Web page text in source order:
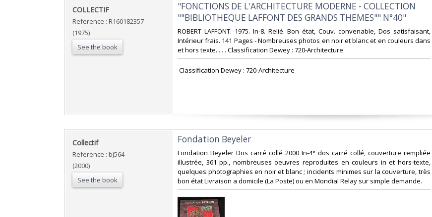
‎COLLECTIF‎
Reference : R160182357
(1975)
See the book
‎"FONCTIONS DE L'ARCHITECTURE MODERNE - COLLECTION
""BIBLIOTHEQUE LAFFONT DES GRANDS THEMES"" N°40"‎
‎ROBERT LAFFONT. 1975. In-8. Relié. Bon état, Couv. convenable, Dos satisfaisant,
Intérieur frais. 141 Pages - Nombreuses photos en noir et blanc et en couleurs dans
et hors texte. . . . Classification Dewey : 720-Architecture‎
‎ Classification Dewey : 720-Architecture‎
‎Collectif‎
Reference : bj564
(2000)
See the book
‎Fondation Beyeler‎
‎Fondation Beyeler Dos carré collé 2000 In-4° dos carré collé, couverture rempliée
illustrée, 361 pp., nombreuses oeuvres reproduites en couleurs in et hors-texte,
quelques photographies en noir et blanc ; incidents minimes sur la couverture, très
bon état Livraison a domicile (La Poste) ou en Mondial Relay sur simple demande.‎